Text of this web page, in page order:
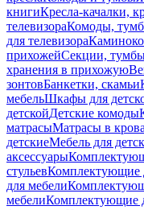
книгиКресла-качалки,
телевизораКомоды,
для телевизора
прихожейСекции,
хранения в прихожую
зонтовБанкетки, скамьи
мебельШкафы для
детскойДетские комоды
матрасыМатрасы в
детскиеМебель для
аксессуары
стульевКомплектующие
для мебели
мебелиКомплектующие